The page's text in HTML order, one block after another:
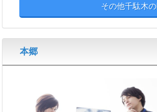
その他千駄木
本郷